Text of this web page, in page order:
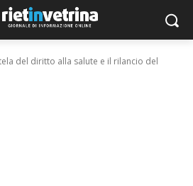
del diritto alla salute e il rilancio del